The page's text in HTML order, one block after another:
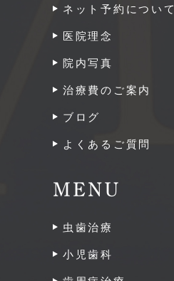
ネット予約について
医院理念
院内写真
治療費のご案内
ブログ
よくあるご質問
MENU
虫歯治療
小児歯科